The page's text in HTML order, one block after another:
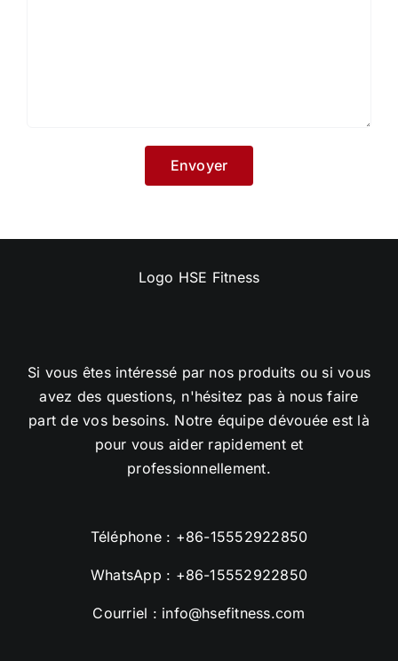
Si vous êtes intéressé par nos produits ou si vous
avez des questions, n'hésitez pas à nous faire
part de vos besoins. Notre équipe dévouée est là
pour vous aider rapidement et
professionnellement.
Téléphone : +86-15552922850
WhatsApp : +86-15552922850
Courriel : info@hsefitness.com